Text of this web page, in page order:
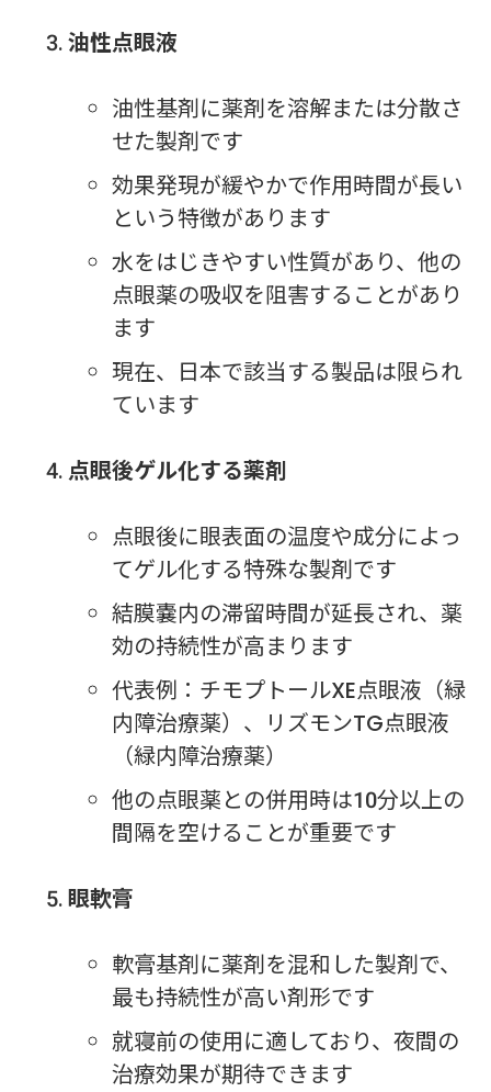
油性点眼液
油性基剤に薬剤を溶解または分散さ
せた製剤です
効果発現が緩やかで作用時間が長い
という特徴があります
水をはじきやすい性質があり、他の
点眼薬の吸収を阻害することがあり
ます
現在、日本で該当する製品は限られ
ています
点眼後ゲル化する薬剤
点眼後に眼表面の温度や成分によっ
てゲル化する特殊な製剤です
結膜嚢内の滞留時間が延長され、薬
効の持続性が高まります
代表例：チモプトールXE点眼液（緑
内障治療薬）、リズモンTG点眼液
（緑内障治療薬）
他の点眼薬との併用時は10分以上の
間隔を空けることが重要です
眼軟膏
軟膏基剤に薬剤を混和した製剤で、
最も持続性が高い剤形です
就寝前の使用に適しており、夜間の
治療効果が期待できます